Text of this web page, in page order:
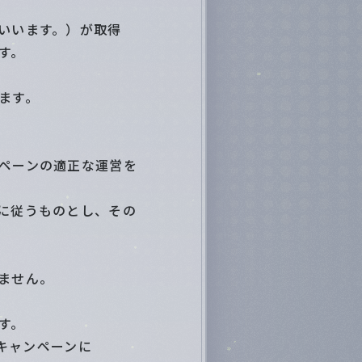
います。）が取得
。
ーンの適正な運営を
従うものとし、その
ん。
ャンペーンに